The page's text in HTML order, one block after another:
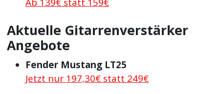
Aktuelle Gitarrenverstärker
Angebote
Fender Mustang LT25
Jetzt nur 197,30€ statt 249€